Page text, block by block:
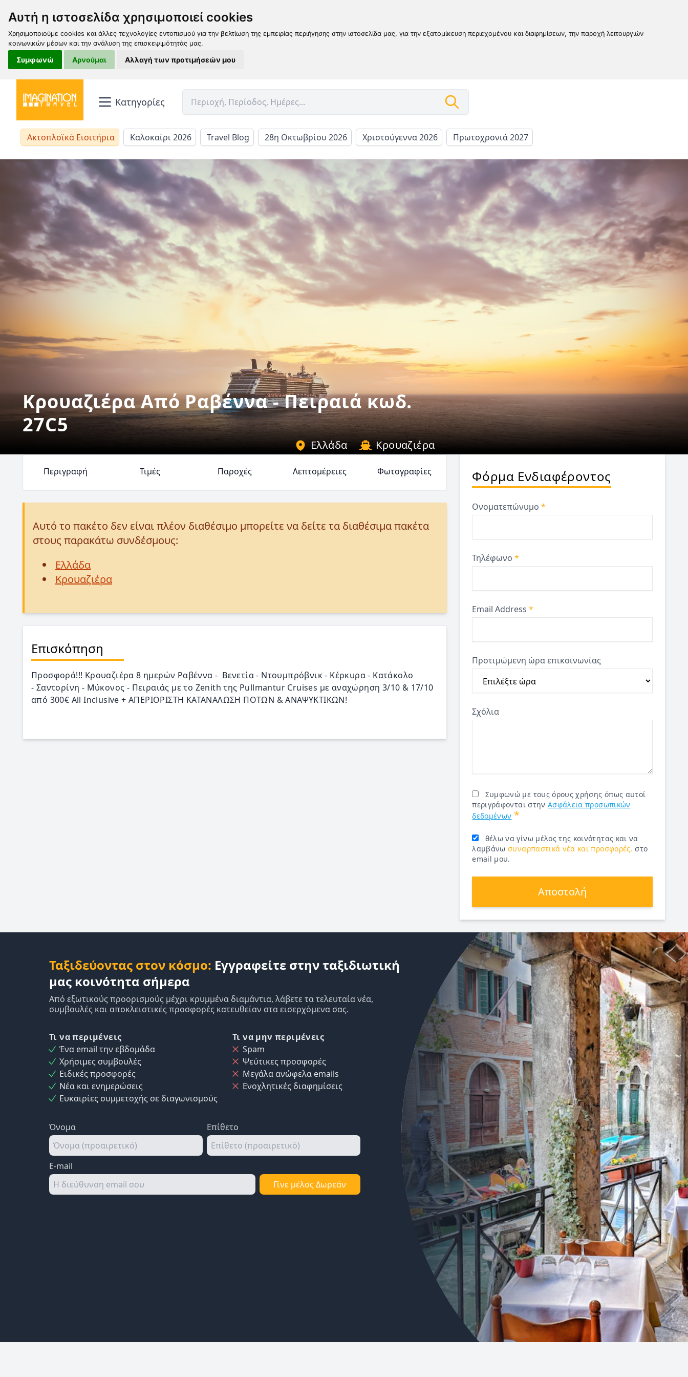
Αυτή η ιστοσελίδα χρησιμοποιεί cookies
Χρησιμοποιούμε cookies και άλλες τεχνολογίες εντοπισμού για την βελτίωση της εμπειρίας περιήγησης στην ιστοσελίδα μας, για την εξατομίκευση περιεχομένου και διαφημίσεων, την παροχή λειτουργιών
κοινωνικών μέσων και την ανάλυση της επισκεψιμότητάς μας.
Συμφωνώ Αρνούμαι Αλλαγή των προτιμήσεών μου
Κατηγορίες
Ακτοπλοϊκά Εισιτήρια Καλοκαίρι 2026 Travel Blog 28η Οκτωβρίου 2026 Χριστούγεννα 2026 Πρωτοχρονιά 2027
Κρουαζιέρα Από Ραβέννα - Πειραιά κωδ.
27C5
Ελλάδα Κρουαζιέρα
Περιγραφή Τιμές Παροχές Λεπτομέρειες Φωτογραφίες
Αυτό το πακέτο δεν είναι πλέον διαθέσιμο μπορείτε να δείτε τα διαθέσιμα πακέτα
στους παρακάτω συνδέσμους:
Ελλάδα
Κρουαζιέρα
Επισκόπηση
Προσφορά!!! Κρουαζιέρα 8 ημερών Ραβέννα - Βενετία - Ντουμπρόβνικ - Κέρκυρα - Κατάκολο
- Σαντορίνη - Μύκονος - Πειραιάς με το Zenith της Pullmantur Cruises με αναχώρηση 3/10 & 17/10
από 300€ All Inclusive + ΑΠΕΡΙΟΡΙΣΤΗ ΚΑΤΑΝΑΛΩΣΗ ΠΟΤΩΝ & ΑΝΑΨΥΚΤΙΚΩΝ!
Φόρμα Ενδιαφέροντος
Ονοματεπώνυμο*
Τηλέφωνο*
Email Address*
Προτιμώμενη ώρα επικοινωνίας
Σχόλια
Συμφωνώ με τους όρους χρήσης όπως αυτοί
περιγράφονται στην Ασφάλεια προσωπικών
δεδομένων *
θέλω να γίνω μέλος της κοινότητας και να
λαμβάνωσυναρπαστικά νέα και προσφορές. στο
email μου.
Αποστολή
Ταξιδεύοντας στον κόσμο: Εγγραφείτε στην ταξιδιωτική
μας κοινότητα σήμερα
Από εξωτικούς προορισμούς μέχρι κρυμμένα διαμάντια, λάβετε τα τελευταία νέα,
συμβουλές και αποκλειστικές προσφορές κατευθείαν στα εισερχόμενα σας.
Τι να περιμένεις
Ένα email την εβδομάδα
Χρήσιμες συμβουλές
Ειδικές προσφορές
Νέα και ενημερώσεις
Ευκαιρίες συμμετοχής σε διαγωνισμούς
Τι να μην περιμένεις
Spam
Ψεύτικες προσφορές
Μεγάλα ανώφελα emails
Ενοχλητικές διαφημίσεις
Όνομα Επίθετο
E-mail
Γίνε μέλος Δωρεάν